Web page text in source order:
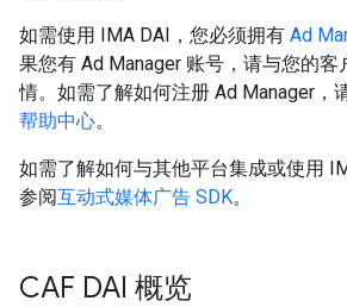
如需使用 IMA DAI，您必须拥有 Ad
果您有 Ad Manager 账号，请与您的
情。如需了解如何注册 Ad Manager，
帮助中心。
如需了解如何与其他平台集成或使用
参阅互动式媒体广告 SDK。
CAF DAI 概览